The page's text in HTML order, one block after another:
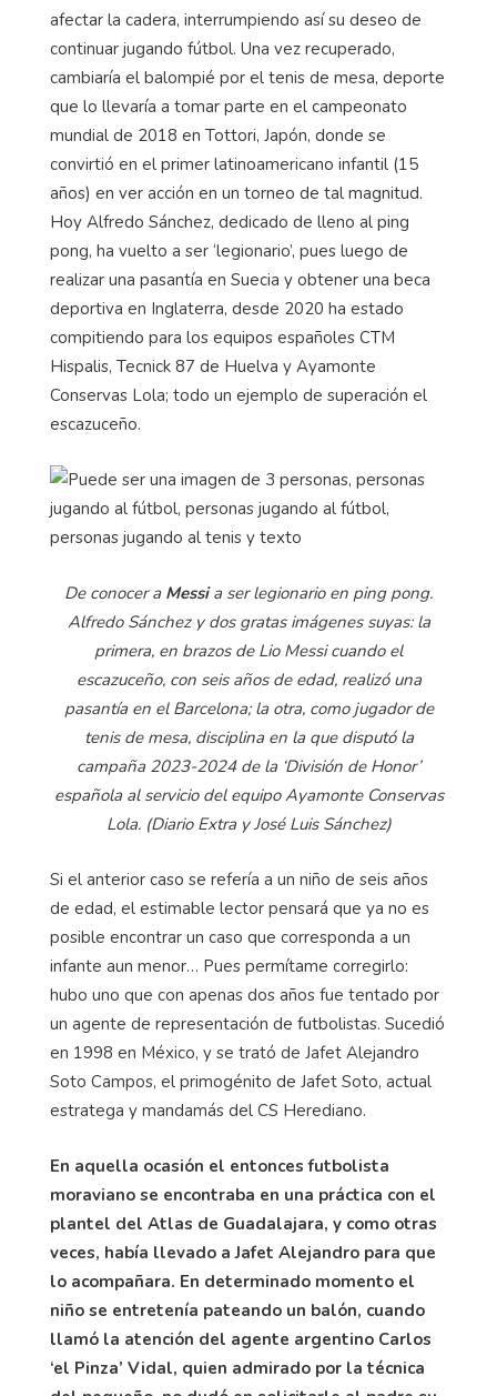
afectar la cadera, interrumpiendo así su deseo de
continuar jugando fútbol. Una vez recuperado,
cambiaría el balompié por el tenis de mesa, deporte
que lo llevaría a tomar parte en el campeonato
mundial de 2018 en Tottori, Japón, donde se
convirtió en el primer latinoamericano infantil (15
años) en ver acción en un torneo de tal magnitud.
Hoy Alfredo Sánchez, dedicado de lleno al ping
pong, ha vuelto a ser ‘legionario’, pues luego de
realizar una pasantía en Suecia y obtener una beca
deportiva en Inglaterra, desde 2020 ha estado
compitiendo para los equipos españoles CTM
Hispalis, Tecnick 87 de Huelva y Ayamonte
Conservas Lola; todo un ejemplo de superación el
escazuceño.
De conocer a Messia ser legionario en ping pong.
Alfredo Sánchez y dos gratas imágenes suyas: la
primera, en brazos de Lio Messi cuando el
escazuceño, con seis años de edad, realizó una
pasantía en el Barcelona; la otra, como jugador de
tenis de mesa, disciplina en la que disputó la
campaña 2023-2024 de la ‘División de Honor’
española al servicio del equipo Ayamonte Conservas
Lola. (Diario Extra y José Luis Sánchez)
Si el anterior caso se refería a un niño de seis años
de edad, el estimable lector pensará que ya no es
posible encontrar un caso que corresponda a un
infante aun menor… Pues permítame corregirlo:
hubo uno que con apenas dos años fue tentado por
un agente de representación de futbolistas. Sucedió
en 1998 en México, y se trató de Jafet Alejandro
Soto Campos, el primogénito de Jafet Soto, actual
estratega y mandamás del CS Herediano.
En aquella ocasión el entonces futbolista
moraviano se encontraba en una práctica con el
plantel del Atlas de Guadalajara, y como otras
veces, había llevado a Jafet Alejandro para que
lo acompañara. En determinado momento el
niño se entretenía pateando un balón, cuando
llamó la atención del agente argentino Carlos
‘el Pinza’ Vidal, quien admirado por la técnica